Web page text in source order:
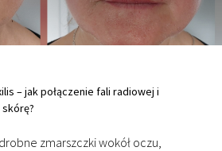
– jak połączenie fali radiowej i
zmarszczki wokół oczu,